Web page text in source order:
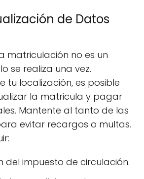
de Datos
matriculación no es un
se realiza una vez.
tu localización, es posible
la matricula y pagar
Mantente al tanto de las
evitar recargos o multas.
del impuesto de circulación.